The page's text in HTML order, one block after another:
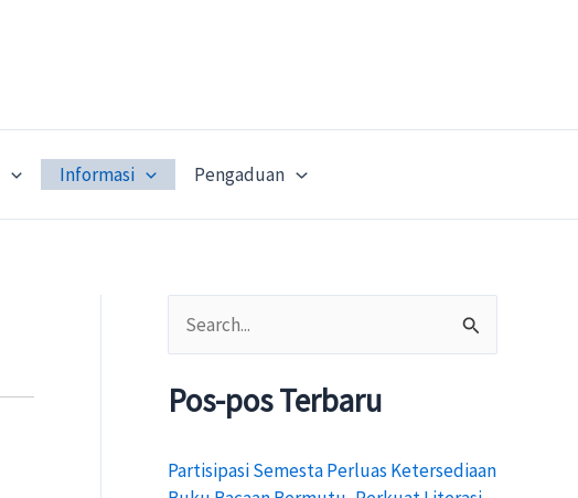
Informasi Pengaduan
u
Pos-pos Terbaru
Partisipasi Semesta Perluas Ketersediaan